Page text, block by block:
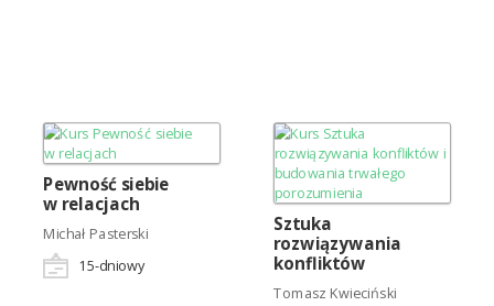
Pewność siebie
w relacjach
Michał Pasterski
15-dniowy
Sztuka
rozwiązywania
konfliktów
Tomasz Kwieciński